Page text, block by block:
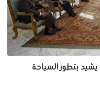
بتطور السياحة